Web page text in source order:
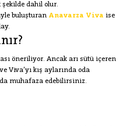
dahil olur.
buluşturan Anavarza Viva ise
öneriliyor. Ancak arı sütü içeren
Viva’yı kış aylarında oda
muhafaza edebilirsiniz.